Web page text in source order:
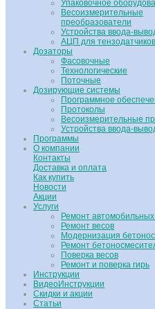
Упаковочное
Весоизмерительные
преобразователи
Устройства ввода-
АЦП для тензодатчиков
Дозаторы
Фасовочные
Технологические
Поточные
Дозирующие системы
Программное
Протоколы
Весоизмерительные
Устройства ввода-
Программы
О компании
Контакты
Доставка и оплата
Как купить
Новости
Акции
Услуги
Ремонт автомобильных
Ремонт весов
Модернизация
Ремонт
Поверка весов
Ремонт и поверка гирь
Инструкции
ВидеоИнструкции
Скидки и акции
Статьи